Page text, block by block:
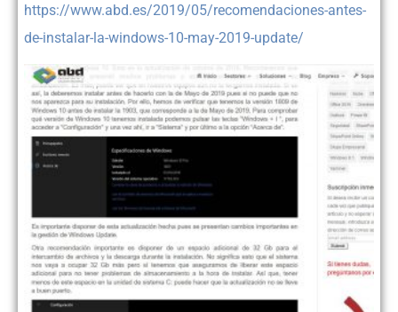
https://www.abd.es/2019/05/recomendaciones-antes-
de-instalar-la-windows-10-may-2019-update/